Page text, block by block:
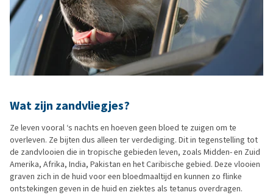
Wat zijn zandvliegjes?
Ze leven vooral ‘s nachts en hoeven geen bloed te zuigen om te
overleven. Ze bijten dus alleen ter verdediging. Dit in tegenstelling tot
de zandvlooien die in tropische gebieden leven, zoals Midden- en Zuid
Amerika, Afrika, India, Pakistan en het Caribische gebied. Deze vlooien
graven zich in de huid voor een bloedmaaltijd en kunnen zo flinke
ontstekingen geven in de huid en ziektes als tetanus overdragen.